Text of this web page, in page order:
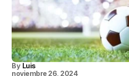
By Luis
noviembre 26, 2024